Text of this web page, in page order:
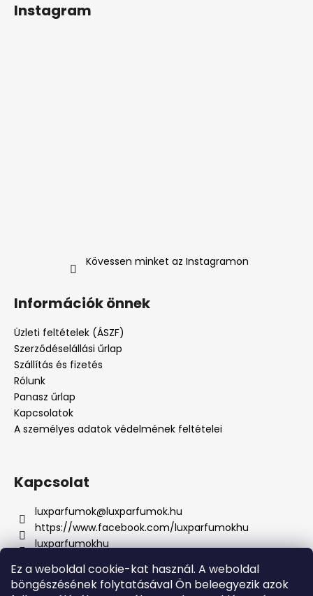
Ez a weboldal cookie-kat használ. A weboldal
böngészésének folytatásával Ön beleegyezik azok
Instagram
Kövessen minket az Instagramon
Információk önnek
Üzleti feltételek (ÁSZF)
Szerződéselállási űrlap
Szállítás és fizetés
Rólunk
Panasz űrlap
Kapcsolatok
A személyes adatok védelmének feltételei
Kapcsolat
luxparfumok@luxparfumok.hu
https://www.facebook.com/luxparfumokhu
luxparfumokhu